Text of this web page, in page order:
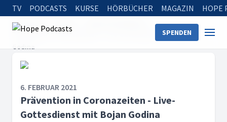
TV PODCASTS KURSE HÖRBÜCHER MAGAZIN HOPE
SPENDEN
Startseite
Prävention in Coronazeiten - Live-Gottesdienst mit Bojan
Godina
6. FEBRUAR 2021
Prävention in Coronazeiten - Live-
Gottesdienst mit Bojan Godina